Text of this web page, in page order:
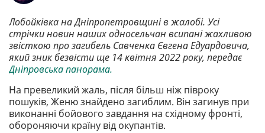
Лобойківка на Дніпропетровщині в жалобі. Усі
стрічки новин наших односельчан всипані жахливою
звісткою про загибель Савченка Євгена Едуардовича,
який зник безвісти ще 14 квітня 2022 року, передає
Дніпровська панорама.
На превеликий жаль, після більш ніж півроку
пошуків, Женю знайдено загиблим. Він загинув при
виконанні бойового завдання на східному фронті,
обороняючи країну від окупантів.